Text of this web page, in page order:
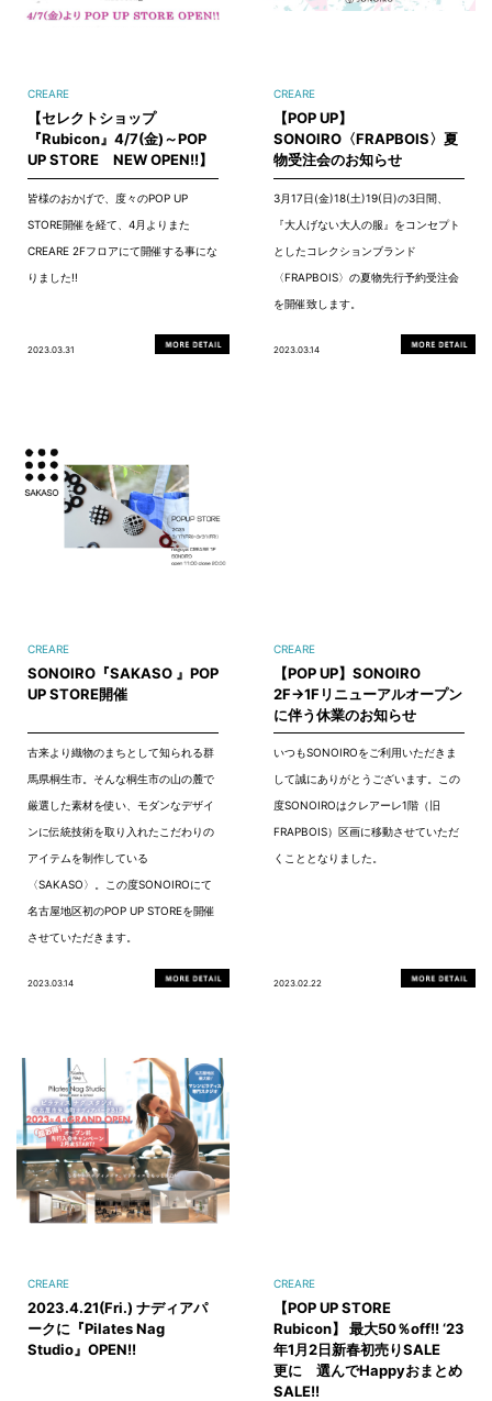
CREARE
【セレクトショップ
『Rubicon』4/7(金)～POP
UP STORE NEW OPEN!!】
皆様のおかげで、度々のPOP UP
STORE開催を経て、4月よりまた
CREARE 2Fフロアにて開催する事にな
りました!!
2023.03.31
CREARE
【POP UP】
SONOIRO〈FRAPBOIS〉夏
物受注会のお知らせ
3月17日(金)18(土)19(日)の3日間、
『大人げない大人の服』をコンセプト
としたコレクションブランド
〈FRAPBOIS〉の夏物先行予約受注会
を開催致します。
2023.03.14
CREARE
SONOIRO『SAKASO 』POP
UP STORE開催
古来より織物のまちとして知られる群
馬県桐生市。そんな桐生市の山の麓で
厳選した素材を使い、モダンなデザイ
ンに伝統技術を取り入れたこだわりの
アイテムを制作している
〈SAKASO〉。この度SONOIROにて
名古屋地区初のPOP UP STOREを開催
させていただきます。
2023.03.14
CREARE
【POP UP】SONOIRO
2F→1Fリニューアルオープン
に伴う休業のお知らせ
いつもSONOIROをご利用いただきま
して誠にありがとうございます。この
度SONOIROはクレアーレ1階（旧
FRAPBOIS）区画に移動させていただ
くこととなりました。
2023.02.22
CREARE
2023.4.21(Fri.) ナディアパ
ークに『Pilates Nag
Studio』OPEN!!
CREARE
【POP UP STORE
Rubicon】 最大50％off!! ‘23
年1月2日新春初売りSALE
更に 選んでHappyおまとめ
SALE!!